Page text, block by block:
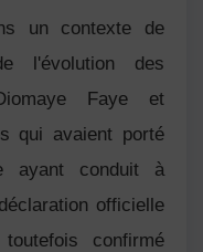
un contexte de
l'évolution des
Faye et
qui avaient porté
ayant conduit à
officielle
confirmé